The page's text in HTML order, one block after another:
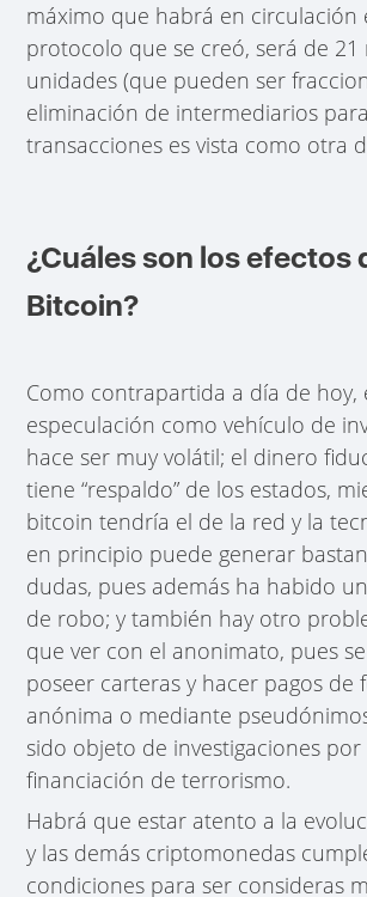
máximo que habrá en circulación
protocolo que se creó, será de 21
unidades (que pueden ser
eliminación de intermediarios
transacciones es vista como otra
¿Cuáles son los efectos
Bitcoin?
Como contrapartida a día de hoy,
especulación como vehículo de
hace ser muy volátil; el dinero
tiene “respaldo” de los estados,
bitcoin tendría el de la red y la
en principio puede generar
dudas, pues además ha habido
de robo; y también hay otro
que ver con el anonimato, pues
poseer carteras y hacer pagos de
anónima o mediante
sido objeto de investigaciones
financiación de terrorismo.
Habrá que estar atento a la
y las demás criptomonedas
condiciones para ser consideras